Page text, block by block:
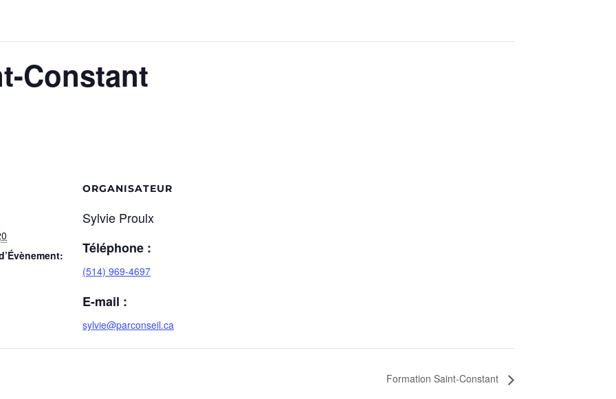
Constant
ORGANISATEUR
Sylvie Proulx
Téléphone :
(514) 969-4697
E-mail :
sylvie@parconseil.ca
Formation Saint-Constant